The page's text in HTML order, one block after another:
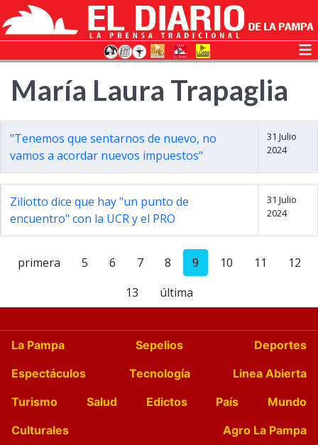
María Laura Trapaglia
"Tenemos que sentarnos de nuevo, no
vamos a acordar nuevos impuestos"
31 Julio
2024
Ziliotto dice que hay "un punto de
encuentro" con la UCR y el PRO
31 Julio
2024
primera 5 6 7 8 9 10 11
12
13
última
La Pampa Sepelios
Deportes
Espectáculos
Tecnología
Linea Abierta
Turismo
Salud Edictos País
Mundo
Culturales
Agro La Pampa